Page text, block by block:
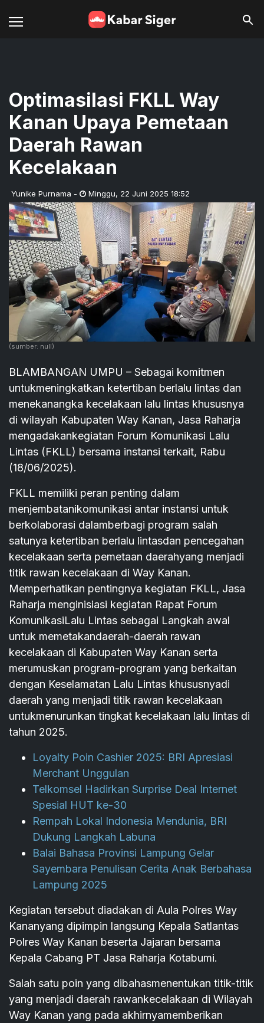
Optimasilasi FKLL Way
Kanan Upaya Pemetaan
Daerah Rawan
Kecelakaan
Yunike Purnama - Minggu, 22 Juni 2025 18:52
(sumber: null)
BLAMBANGAN UMPU – Sebagai komitmen
untukmeningkatkan ketertiban berlalu lintas dan
menekanangka kecelakaan lalu lintas khususnya
di wilayah Kabupaten Way Kanan, Jasa Raharja
mengadakankegiatan Forum Komunikasi Lalu
Lintas (FKLL) bersama instansi terkait, Rabu
(18/06/2025).
FKLL memiliki peran penting dalam
menjembatanikomunikasi antar instansi untuk
berkolaborasi dalamberbagi program salah
satunya ketertiban berlalu lintasdan pencegahan
kecelakaan serta pemetaan daerahyang menjadi
titik rawan kecelakaan di Way Kanan.
Memperhatikan pentingnya kegiatan FKLL, Jasa
Raharja menginisiasi kegiatan Rapat Forum
KomunikasiLalu Lintas sebagai Langkah awal
untuk memetakandaerah-daerah rawan
kecelakaan di Kabupaten Way Kanan serta
merumuskan program-program yang berkaitan
dengan Keselamatan Lalu Lintas khususnyadi
daerah yang menjadi titik rawan kecelakaan
untukmenurunkan tingkat kecelakaan lalu lintas di
tahun 2025.
Loyalty Poin Cashier 2025: BRI Apresiasi
Merchant Unggulan
Telkomsel Hadirkan Surprise Deal Internet
Spesial HUT ke-30
Rempah Lokal Indonesia Mendunia, BRI
Dukung Langkah Labuna
Balai Bahasa Provinsi Lampung Gelar
Sayembara Penulisan Cerita Anak Berbahasa
Lampung 2025
Kegiatan tersebut diadakan di Aula Polres Way
Kananyang dipimpin langsung Kepala Satlantas
Polres Way Kanan beserta Jajaran bersama
Kepala Cabang PT Jasa Raharja Kotabumi.
Salah satu poin yang dibahasmenentukan titik-titik
yang menjadi daerah rawankecelakaan di Wilayah
Way Kanan yang pada akhirnyamemberikan